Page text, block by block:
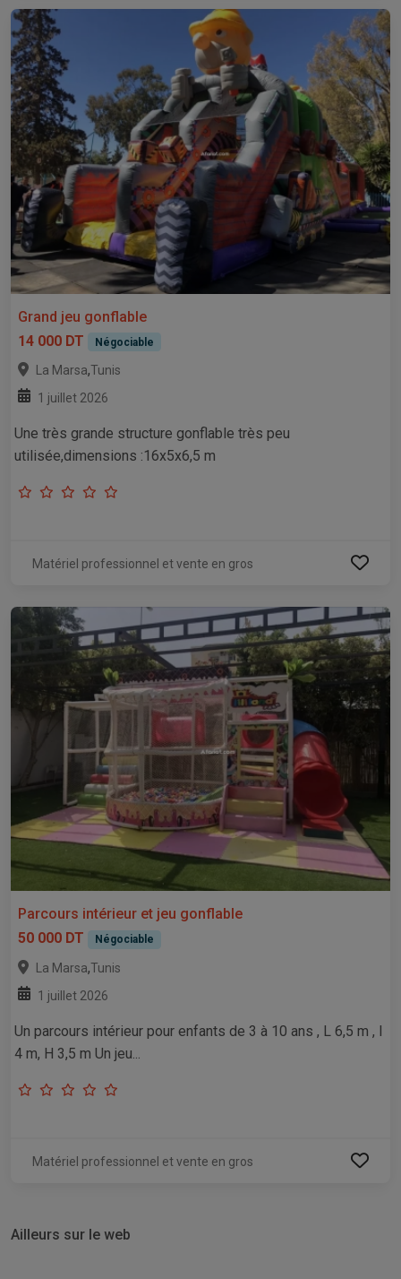
Grand jeu gonflable
14 000 DT
Négociable
La Marsa,Tunis
1 juillet 2026
Une très grande structure gonflable très peu
utilisée,dimensions :16x5x6,5 m
Matériel professionnel et vente en gros
Parcours intérieur et jeu gonflable
50 000 DT
Négociable
La Marsa,Tunis
1 juillet 2026
Un parcours intérieur pour enfants de 3 à 10 ans , L 6,5 m , l
4 m, H 3,5 m Un jeu...
Matériel professionnel et vente en gros
Ailleurs sur le web